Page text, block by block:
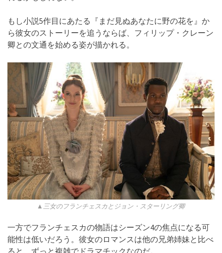
もし小説5作目にあたる『まだ見ぬあなたに野の花を』か
ら彼女のストーリーを追うならば、フィリップ・クレーン
卿との文通を始める姿が描かれる。
▲三女のフランチェスカとジョン・スターリング卿
一方でフランチェスカの物語はシーズン4の焦点になる可
能性は低いだろう。彼女のロマンスは他の兄弟姉妹と比べ